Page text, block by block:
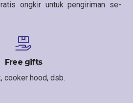
ongkir untuk pengiriman se-
Free gifts
cooker hood, dsb.